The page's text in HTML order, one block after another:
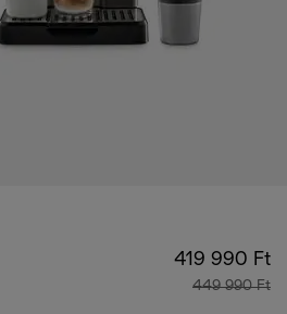
419 990 Ft
449 990 Ft